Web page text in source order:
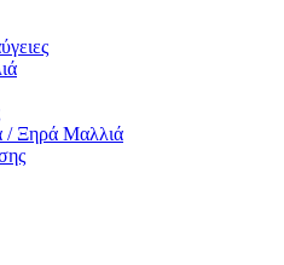
/ Ξηρά Μαλλιά